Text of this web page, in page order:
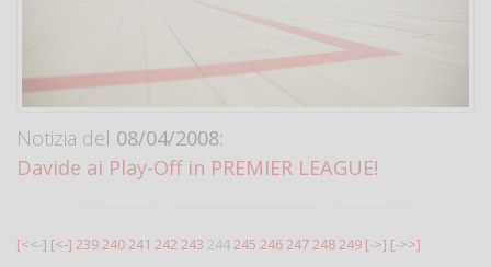
Notizia del 08/04/2008:
Davide ai Play-Off in PREMIER LEAGUE!
[<<-] [<-] 239240241 242 243 244245 246247248249 [->] [->>]